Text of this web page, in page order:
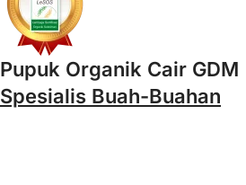
Pupuk Organik Cair GDM
Spesialis Buah-Buahan